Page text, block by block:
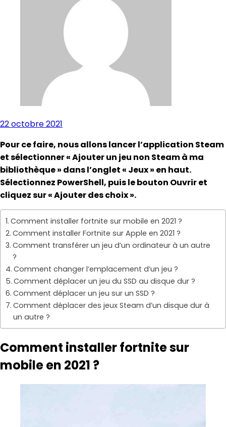
22 octobre 2021
Pour ce faire, nous allons lancer l’application Steam
et sélectionner « Ajouter un jeu non Steam à ma
bibliothèque » dans l’onglet « Jeux » en haut.
Sélectionnez PowerShell, puis le bouton Ouvrir et
cliquez sur « Ajouter des choix ».
Comment installer fortnite sur mobile en 2021 ?
Comment installer Fortnite sur Apple en 2021 ?
Comment transférer un jeu d’un ordinateur à un autre
?
Comment changer l’emplacement d’un jeu ?
Comment déplacer un jeu du SSD au disque dur ?
Comment déplacer un jeu sur un SSD ?
Comment déplacer des jeux Steam d’un disque dur à
un autre ?
Comment installer fortnite sur
mobile en 2021 ?